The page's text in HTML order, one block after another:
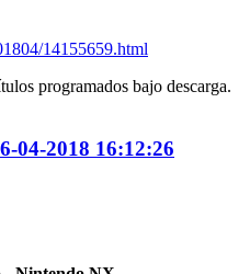
14155659.html
programados bajo descarga.
04-2018 16:12:26